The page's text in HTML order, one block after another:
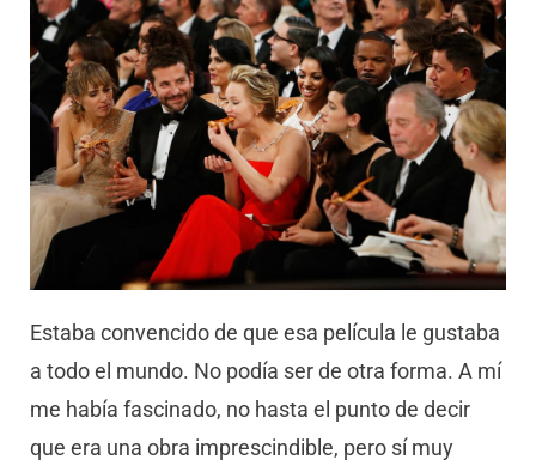
Estaba convencido de que esa película le gustaba
a todo el mundo. No podía ser de otra forma. A mí
me había fascinado, no hasta el punto de decir
que era una obra imprescindible, pero sí muy